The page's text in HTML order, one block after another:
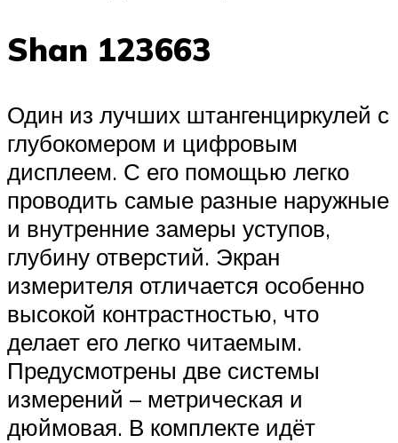
Shan 123663
Один из лучших штангенциркулей с
глубокомером и цифровым
дисплеем. С его помощью легко
проводить самые разные наружные
и внутренние замеры уступов,
глубину отверстий. Экран
измерителя отличается особенно
высокой контрастностью, что
делает его легко читаемым.
Предусмотрены две системы
измерений – метрическая и
дюймовая. В комплекте идёт